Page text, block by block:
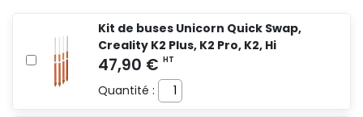
Kit de buses Unicorn Quick Swap,
Creality K2 Plus, K2 Pro, K2, Hi
Quantité :